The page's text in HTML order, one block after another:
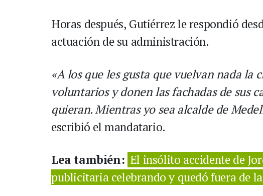
Horas después, Gutiérrez le respondió
actuación de su administración.
«A los que les gusta que vuelvan nada la
voluntarios y donen las fachadas de sus
quieran. Mientras yo sea alcalde de
escribió el mandatario.
Lea también: El insólito accidente de
publicitaria celebrando y quedó fuera de